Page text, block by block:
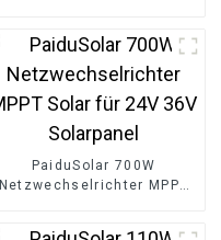
Ionen-Batterien
PaiduSolar 700W
Netzwechselrichter MPPT